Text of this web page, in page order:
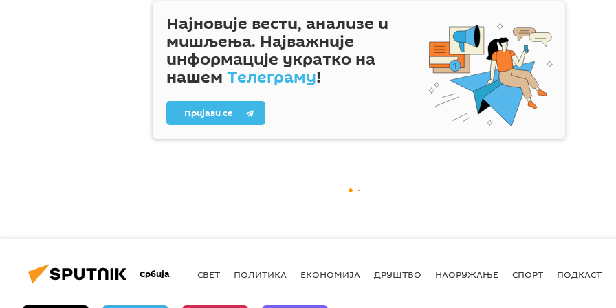
Најновије вести, анализе и
мишљења. Најважније
информације укратко на
нашем Телеграму!
Пријави се
Србија СВЕТ ПОЛИТИКА ЕКОНОМИЈА ДРУШТВО НАОРУЖАЊЕ СПОРТ ПОДКАСТ